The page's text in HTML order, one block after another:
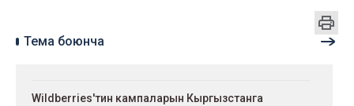
Тема боюнча
Wildberries'тин кампаларын Кыргызстанга